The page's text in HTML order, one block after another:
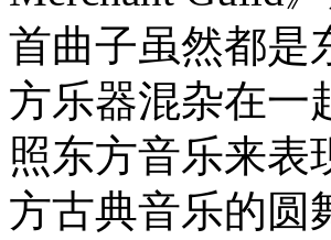
首曲子虽然都是
方乐器混杂在一
照东方音乐来表
方古典音乐的圆